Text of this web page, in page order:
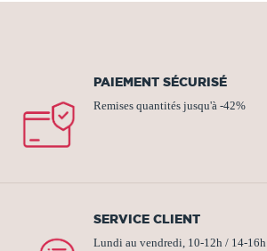
PAIEMENT SÉCURISÉ
Remises quantités jusqu'à -42%
SERVICE CLIENT
Lundi au vendredi, 10-12h / 14-16h